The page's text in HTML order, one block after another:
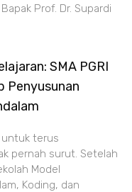
Prof. Dr. Supardi
SMA PGRI
Penyusunan
untuk terus
pernah surut. Setelah
Model
Koding, dan